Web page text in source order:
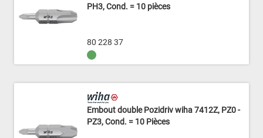
80 228 37
PH3, Cond. = 10 pièces
Embout double Pozidriv wiha 7412Z, PZ0 -
PZ3, Cond. = 10 Pièces